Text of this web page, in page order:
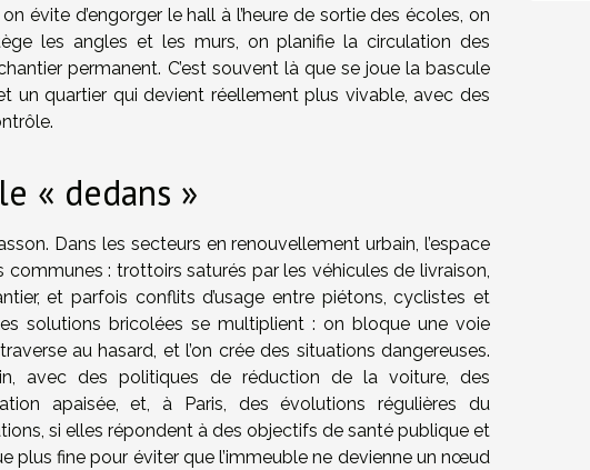
évite d’engorger le hall à l’heure de sortie des écoles, on
les angles et les murs, on planifie la circulation des
permanent. C’est souvent là que se joue la bascule
un quartier qui devient réellement plus vivable, avec des
« dedans »
Dans les secteurs en renouvellement urbain, l’espace
: trottoirs saturés par les véhicules de livraison,
et parfois conflits d’usage entre piétons, cyclistes et
solutions bricolées se multiplient : on bloque une voie
au hasard, et l’on crée des situations dangereuses.
avec des politiques de réduction de la voiture, des
apaisée, et, à Paris, des évolutions régulières du
si elles répondent à des objectifs de santé publique et
plus fine pour éviter que l’immeuble ne devienne un nœud